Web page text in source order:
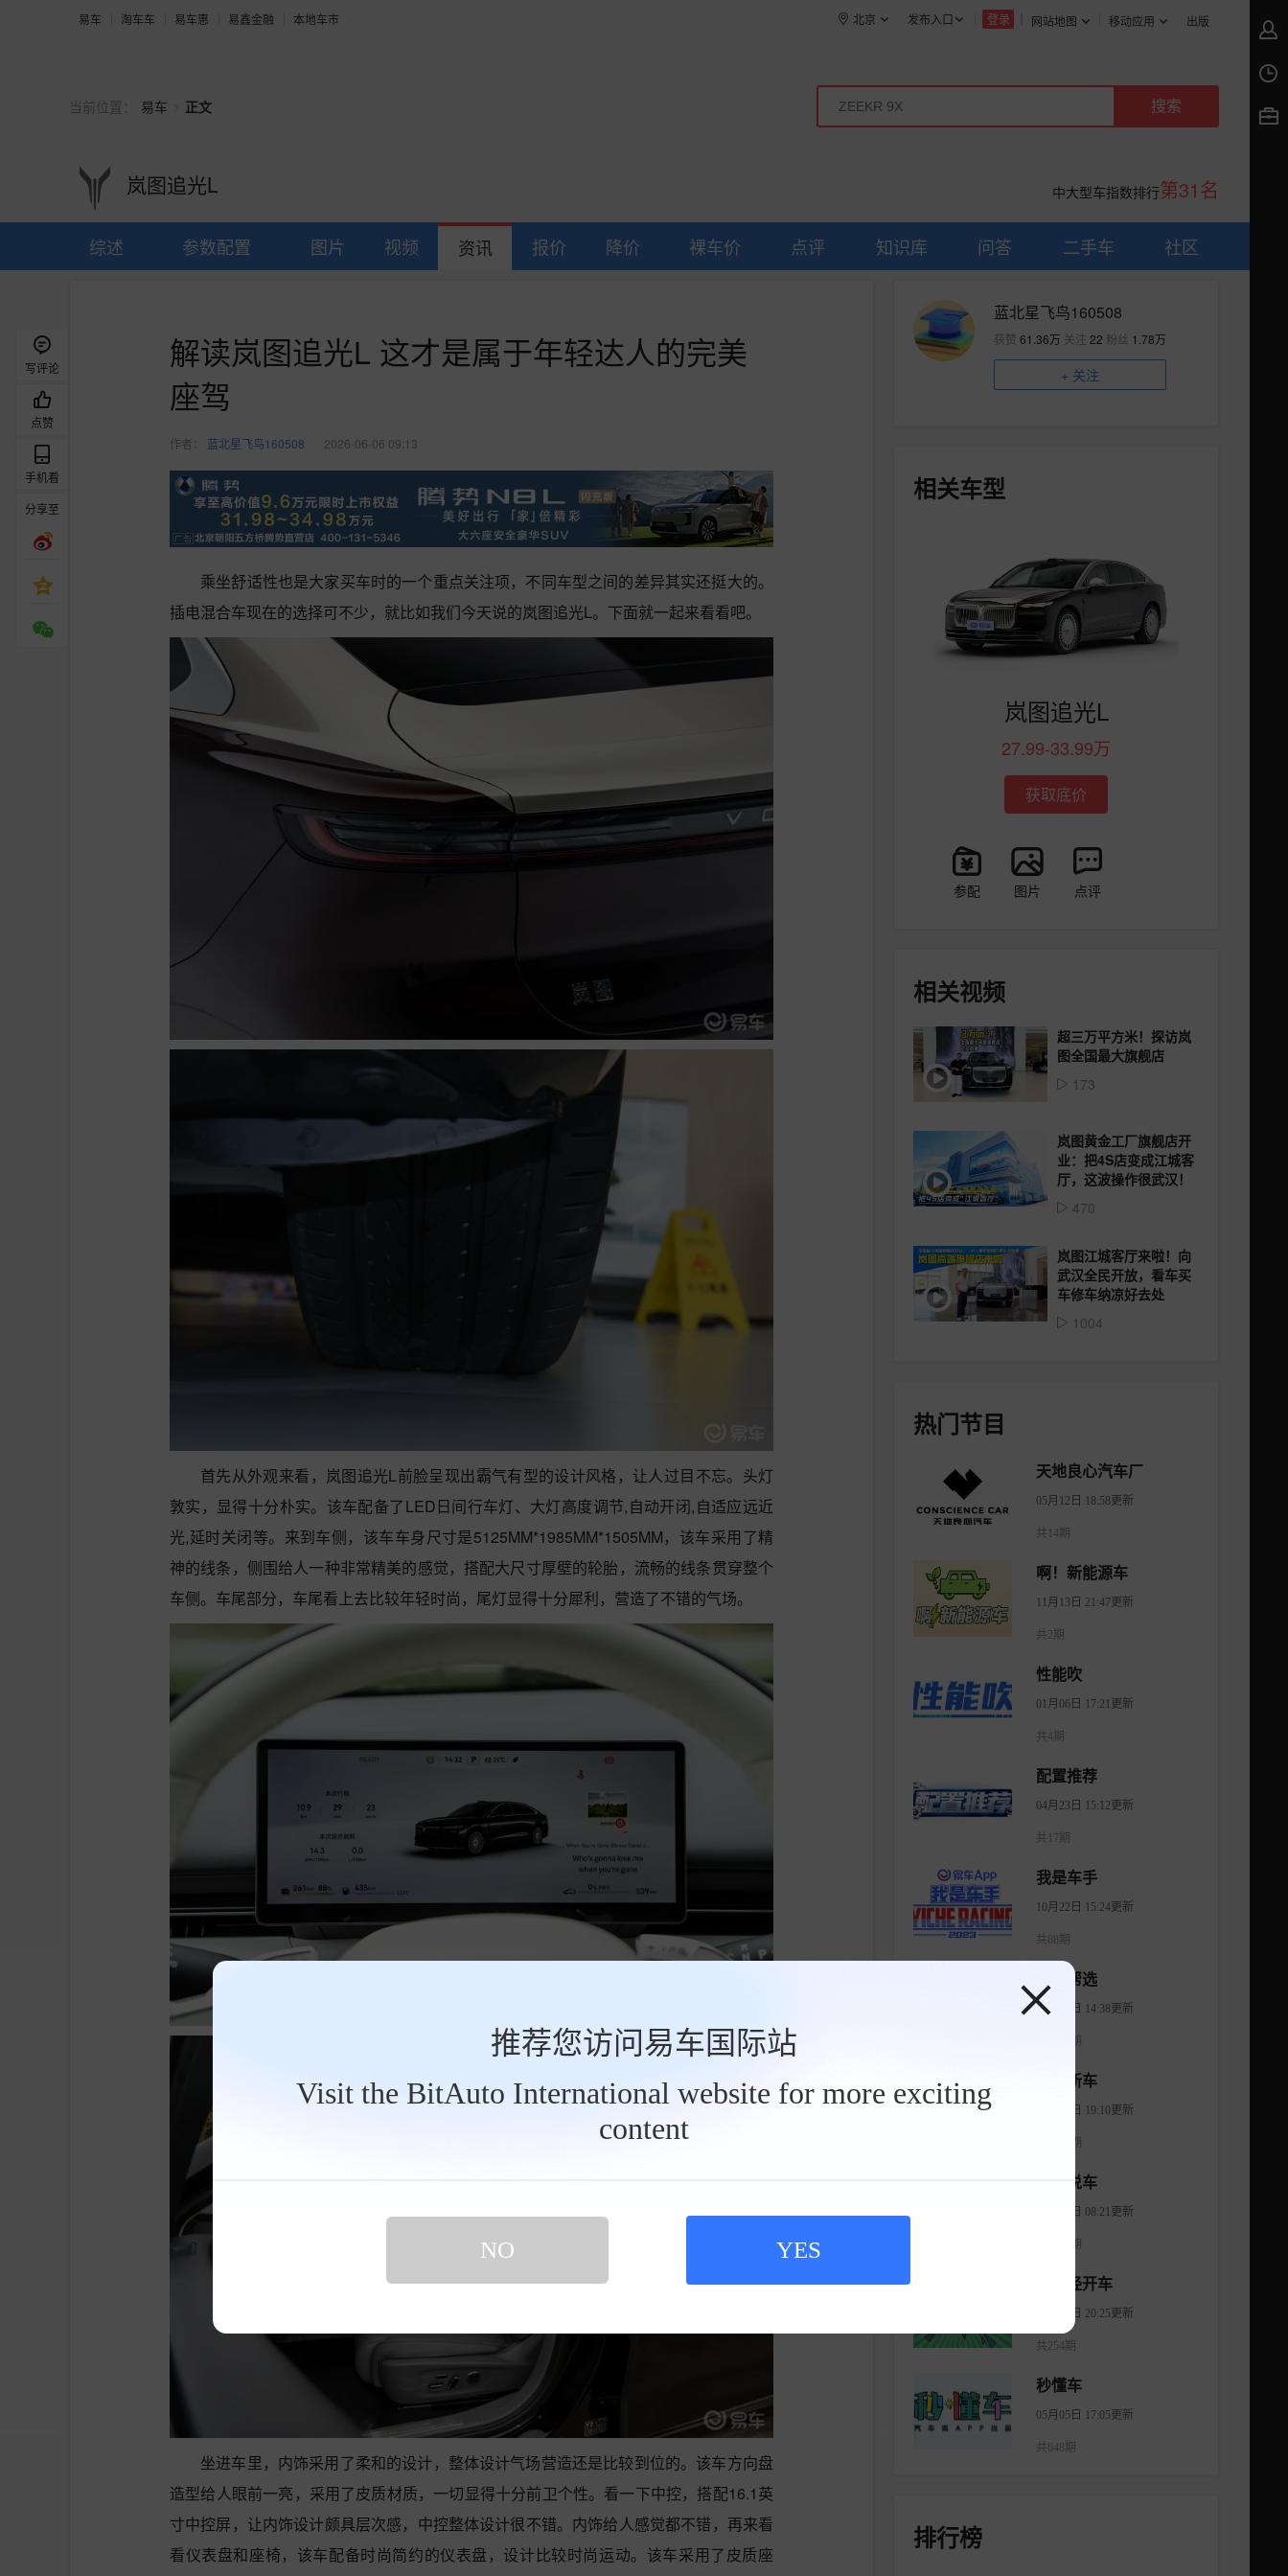
易车 淘车车 易车惠 易鑫金融 本地车市 网站地图 移动应用 出版
登录
发布入口
北京
推荐您访问易车国际站
Visit the BitAuto International website for more exciting
content
NO YES
当前位置： 易车 正文
岚图追光L 中大型车指数排行第31名
综述 参数配置 图片 视频 资讯 报价 降价 裸车价 点评 知识库 问答 二手车 社区
写评论
点赞
手机看
分享至
解读岚图追光L 这才是属于年轻达人的完美
座驾
作者： 蓝北星飞鸟160508 2026-06-06 09:13
乘坐舒适性也是大家买车时的一个重点关注项，不同车型之间的差异其实还挺大的。
插电混合车现在的选择可不少，就比如我们今天说的岚图追光L。下面就一起来看看吧。
首先从外观来看，岚图追光L前脸呈现出霸气有型的设计风格，让人过目不忘。头灯
敦实，显得十分朴实。该车配备了LED日间行车灯、大灯高度调节,自动开闭,自适应远近
光,延时关闭等。来到车侧，该车车身尺寸是5125MM*1985MM*1505MM，该车采用了精
神的线条，侧围给人一种非常精美的感觉，搭配大尺寸厚壁的轮胎，流畅的线条贯穿整个
车侧。车尾部分，车尾看上去比较年轻时尚，尾灯显得十分犀利，营造了不错的气场。
坐进车里，内饰采用了柔和的设计，整体设计气场营造还是比较到位的。该车方向盘
造型给人眼前一亮，采用了皮质材质，一切显得十分前卫个性。看一下中控，搭配16.1英
寸中控屏，让内饰设计颇具层次感，中控整体设计很不错。内饰给人感觉都不错，再来看
看仪表盘和座椅，该车配备时尚简约的仪表盘，设计比较时尚运动。该车采用了皮质座
蓝北星飞鸟160508
获赞 61.36万 关注 22 粉丝 1.78万
+ 关注
相关车型
岚图追光L
27.99-33.99万
获取底价
参配 图片 点评
相关视频
超三万平方米！探访岚
图全国最大旗舰店
173
岚图黄金工厂旗舰店开
业：把4S店变成江城客
厅，这波操作很武汉！
470
岚图江城客厅来啦！向
武汉全民开放，看车买
车修车纳凉好去处
1004
热门节目
天地良心汽车厂
05月12日 18:58更新
共14期
啊！新能源车
11月13日 21:47更新
共2期
性能吹
01月06日 17:21更新
共4期
配置推荐
04月23日 15:12更新
共17期
我是车手
10月22日 15:24更新
共88期
有车帮选
04月11日 14:38更新
共1474期
智看新车
08月06日 19:10更新
共1175期
大斌说车
08月06日 08:21更新
共2965期
不正经开车
08月18日 20:25更新
共254期
秒懂车
05月05日 17:05更新
共648期
排行榜